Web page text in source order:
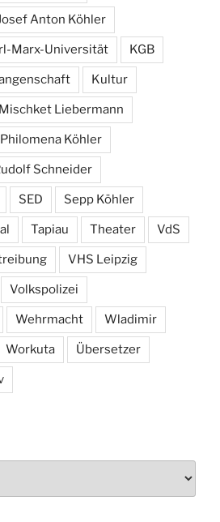
Anton Köhler
Marx-Universität KGB
Kultur
Mischket Liebermann
Philomena Köhler
Schneider
SED Sepp Köhler
Tapiau Theater VdS
VHS Leipzig
Volkspolizei
Wehrmacht Wladimir
Workuta Übersetzer